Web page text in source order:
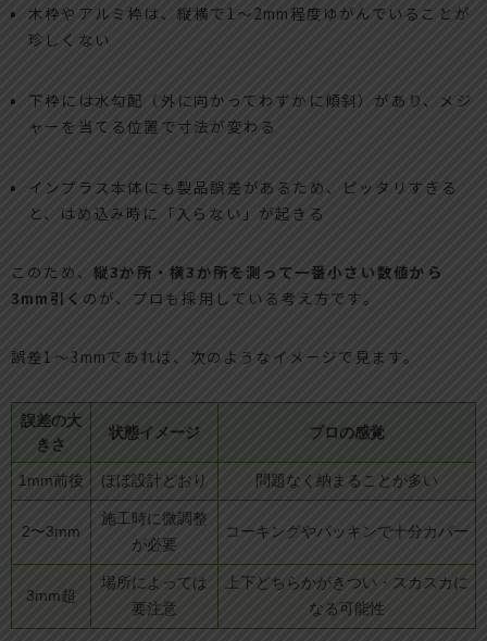
木枠やアルミ枠は、縦横で1〜2mm程度ゆがんでいることが
珍しくない
下枠には水勾配（外に向かってわずかに傾斜）があり、メジ
ャーを当てる位置で寸法が変わる
インプラス本体にも製品誤差があるため、ピッタリすぎる
と、はめ込み時に「入らない」が起きる
このため、縦3か所・横3か所を測って一番小さい数値から
3mm引く のが、プロも採用している考え方です。
誤差1〜3mmであれば、次のようなイメージで見ます。
誤差の大
きさ
状態イメージ プロの感覚
1mm前後 ほぼ設計どおり 問題なく納まることが多い
2〜3mm
施工時に微調整
が必要
コーキングやパッキンで十分カバー
3mm超
場所によっては
要注意
上下どちらかがきつい・スカスカに
なる可能性